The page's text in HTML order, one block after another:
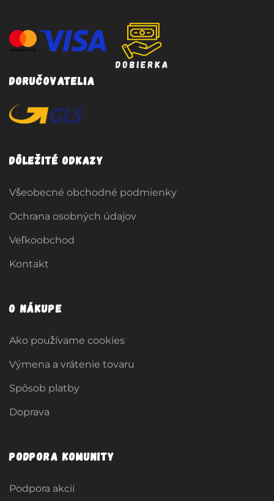
Doručovatelia
Dôležité odkazy
Všeobecné obchodné podmienky
Ochrana osobných údajov
Veľkoobchod
Kontakt
O nákupe
Ako používame cookies
Výmena a vrátenie tovaru
Spôsob platby
Doprava
Podpora komunity
Podpora akcií